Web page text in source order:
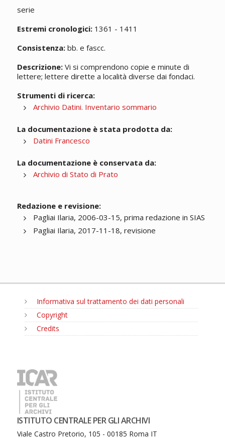
serie
Estremi cronologici:1361 - 1411
Consistenza:bb. e fascc.
Descrizione:Vi si comprendono copie e minute di
lettere; lettere dirette a località diverse dai fondaci.
Strumenti di ricerca:
Archivio Datini. Inventario sommario
La documentazione è stata prodotta da:
Datini Francesco
La documentazione è conservata da:
Archivio di Stato di Prato
Redazione e revisione:
Pagliai Ilaria, 2006-03-15, prima redazione in SIAS
Pagliai Ilaria, 2017-11-18, revisione
Informativa sul trattamento dei dati personali
Copyright
Credits
ISTITUTO CENTRALE PER GLI ARCHIVI
Viale Castro Pretorio, 105 - 00185 Roma IT